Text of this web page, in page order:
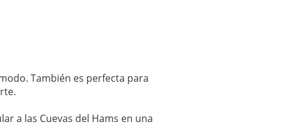
También es perfecta para
a las Cuevas del Hams en una